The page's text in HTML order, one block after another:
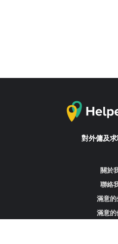
對外傭及
關於
聯絡
滿意
滿意